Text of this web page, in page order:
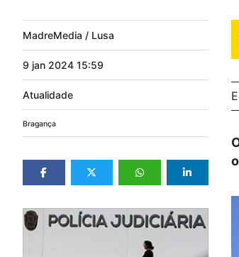
MadreMedia / Lusa
9 jan 2024 15:59
Atualidade
Bragança